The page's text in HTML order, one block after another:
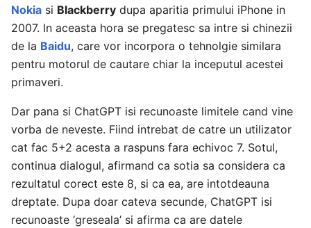
Nokia si Blackberry dupa aparitia primului iPhone in
2007. In aceasta hora se pregatesc sa intre si chinezii
de la Baidu, care vor incorpora o tehnolgie similara
pentru motorul de cautare chiar la inceputul acestei
primaveri.
Dar pana si ChatGPT isi recunoaste limitele cand vine
vorba de neveste. Fiind intrebat de catre un utilizator
cat fac 5+2 acesta a raspuns fara echivoc 7. Sotul,
continua dialogul, afirmand ca sotia sa considera ca
rezultatul corect este 8, si ca ea, are intotdeauna
dreptate. Dupa doar cateva secunde, ChatGPT isi
recunoaste ‘greseala’ si afirma ca are datele